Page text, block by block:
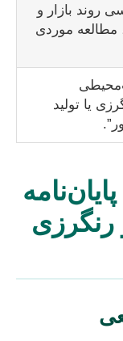
روند بازار و
مطالعه موردی
یا تولید
رنگرزی